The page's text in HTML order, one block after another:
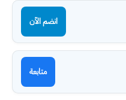
انضم الآن
متابعة